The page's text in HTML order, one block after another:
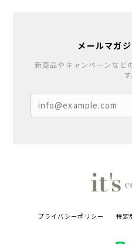
メールマガ
新商品やキャンペーンなど
す
プライバシーポリシー 特定